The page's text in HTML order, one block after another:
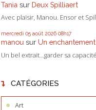
Tania sur Deux Spilliaert
Avec plaisir, Manou. Ensor et
mercredi 05 août 2026 08h17
manou sur Un enchantement
Un bel extrait...garder sa
CATÉGORIES
Art